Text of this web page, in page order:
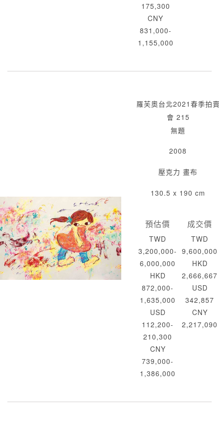
175,300
CNY
831,000-
1,155,000
羅芙奧台北2021春季拍
會 215
無題
2008
壓克力 畫布
130.5 x 190 cm
預估價
TWD
3,200,000-
6,000,000
HKD
872,000-
1,635,000
USD
112,200-
210,300
CNY
739,000-
1,386,000
成交價
TWD
9,600,000
HKD
2,666,667
USD
342,857
CNY
2,217,090